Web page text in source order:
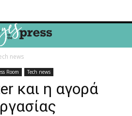
news
Room Tech news
και η αγορά